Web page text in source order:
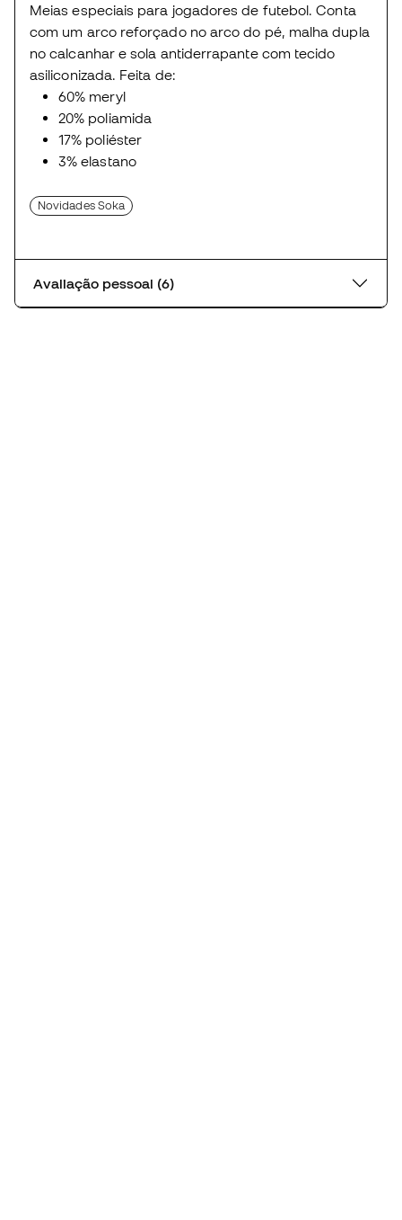
Meias especiais para jogadores de futebol. Conta
com um arco reforçado no arco do pé, malha dupla
no calcanhar e sola antiderrapante com tecido
asiliconizada. Feita de:
60% meryl
20% poliamida
17% poliéster
3% elastano
Novidades Soka
Avaliação pessoal (6)